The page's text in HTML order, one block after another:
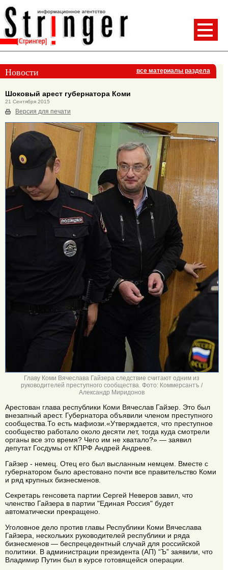
Новости все материалы раздела
Шоковый арест губернатора Коми
21 Сентября 2015
Версия для печати
Главу Коми Вячеслава Гайзера следствие считают одним из
руководителей преступного сообщества. Фото: Коммерсантъ /
Александр Миридонов
Арестован глава республики Коми Вячеслав Гайзер. Это был
внезапный арест. Губернатора объявили членом преступного
сообщества.То есть мафиози.«Утверждается, что преступное
сообщество работало около десяти лет, тогда куда смотрели
органы все это время? Чего им не хватало?» — заявил
депутат Госдумы от КПРФ Андрей Андреев.
Гайзер - немец. Отец его был высланным немцем. Вместе с
губернатором было арестовано почти все правительство Коми
и ряд крупных бизнесменов.
Секретарь генсовета партии Сергей Неверов завил, что
членство Гайзера в партии "Единая Россия" будет
автоматически прекращено.
Уголовное дело против главы Республики Коми Вячеслава
Гайзера, нескольких руководителей республики и ряда
бизнесменов — беспрецедентный случай для российской
политики. В администрации президента (АП) “Ъ” заявили, что
Владимир Путин был в курсе готовящейся операции.